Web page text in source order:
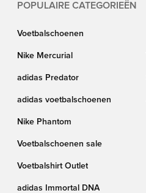
POPULAIRE CATEGORIEËN
Voetbalschoenen
Nike Mercurial
adidas Predator
adidas voetbalschoenen
Nike Phantom
Voetbalschoenen sale
Voetbalshirt Outlet
adidas Immortal DNA